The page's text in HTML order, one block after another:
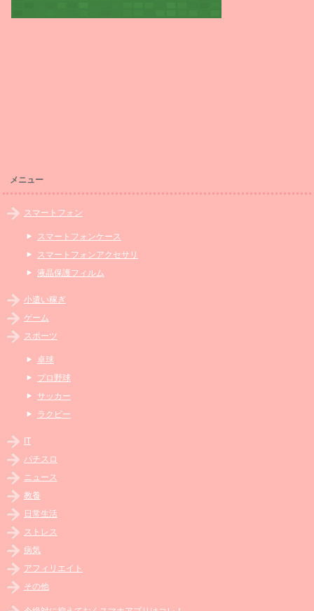
メニュー
スマートフォン
スマートフォンケース
スマートフォンアクセサリ
液晶保護フィルム
小遣い稼ぎ
ゲーム
スポーツ
卓球
プロ野球
サッカー
ラクビー
IT
パチスロ
ニュース
教養
日常生活
ストレス
病気
アフィリエイト
その他